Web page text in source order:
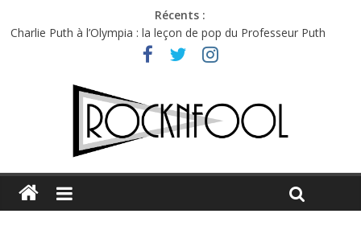
Récents :
Charlie Puth à l’Olympia : la leçon de pop du Professeur Puth
Festival Triptyque : un nouveau festival de musique indépendant
Hellfest 2026 vendredi : température et émotions en hausse
Hellfest 2026 jeudi : impossible de choisir entre chaleur et bonne
Première édition du Midgard Festival : entre bière, métal et